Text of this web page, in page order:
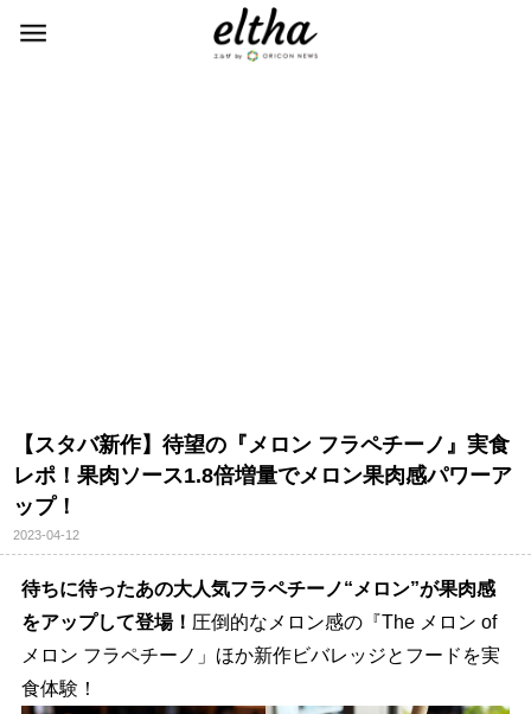
【スタバ新作】待望の『メロン フラペチーノ』実食
レポ！果肉ソース1.8倍増量でメロン果肉感パワーア
ップ！
2023-04-12
待ちに待ったあの大人気フラペチーノ“メロン”が果肉感
をアップして登場！ 圧倒的なメロン感の『The メロン of
メロン フラペチーノ」ほか新作ビバレッジとフードを実
食体験！